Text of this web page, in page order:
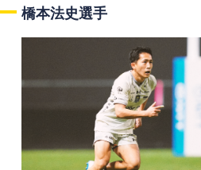
橋本法史選手